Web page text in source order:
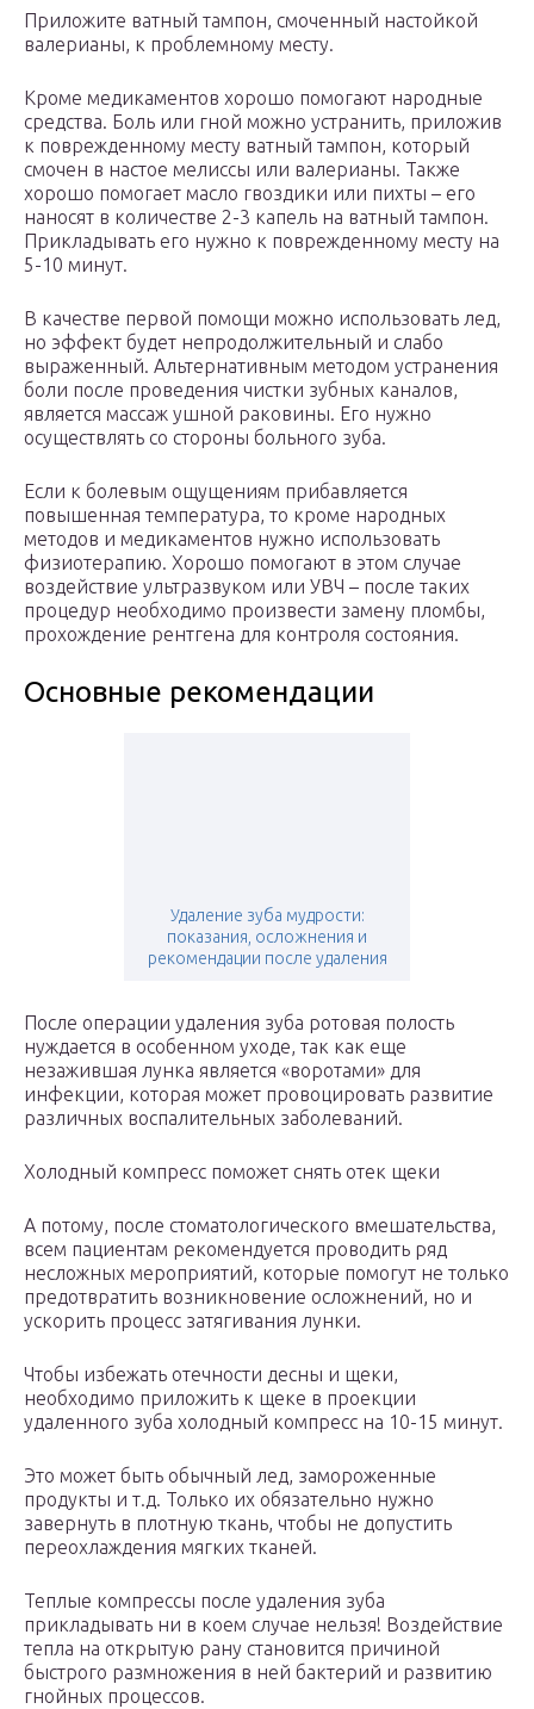
Приложите ватный тампон, смоченный настойкой
валерианы, к проблемному месту.
Кроме медикаментов хорошо помогают народные
средства. Боль или гной можно устранить, приложив
к поврежденному месту ватный тампон, который
смочен в настое мелиссы или валерианы. Также
хорошо помогает масло гвоздики или пихты – его
наносят в количестве 2-3 капель на ватный тампон.
Прикладывать его нужно к поврежденному месту на
5-10 минут.
В качестве первой помощи можно использовать лед,
но эффект будет непродолжительный и слабо
выраженный. Альтернативным методом устранения
боли после проведения чистки зубных каналов,
является массаж ушной раковины. Его нужно
осуществлять со стороны больного зуба.
Если к болевым ощущениям прибавляется
повышенная температура, то кроме народных
методов и медикаментов нужно использовать
физиотерапию. Хорошо помогают в этом случае
воздействие ультразвуком или УВЧ – после таких
процедур необходимо произвести замену пломбы,
прохождение рентгена для контроля состояния.
Основные рекомендации
Удаление зуба мудрости:
показания, осложнения и
рекомендации после удаления
После операции удаления зуба ротовая полость
нуждается в особенном уходе, так как еще
незажившая лунка является «воротами» для
инфекции, которая может провоцировать развитие
различных воспалительных заболеваний.
Холодный компресс поможет снять отек щеки
А потому, после стоматологического вмешательства,
всем пациентам рекомендуется проводить ряд
несложных мероприятий, которые помогут не только
предотвратить возникновение осложнений, но и
ускорить процесс затягивания лунки.
Чтобы избежать отечности десны и щеки,
необходимо приложить к щеке в проекции
удаленного зуба холодный компресс на 10-15 минут.
Это может быть обычный лед, замороженные
продукты и т.д. Только их обязательно нужно
завернуть в плотную ткань, чтобы не допустить
переохлаждения мягких тканей.
Теплые компрессы после удаления зуба
прикладывать ни в коем случае нельзя! Воздействие
тепла на открытую рану становится причиной
быстрого размножения в ней бактерий и развитию
гнойных процессов.